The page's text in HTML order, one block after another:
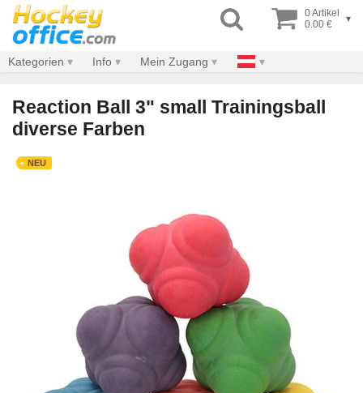
0 Artikel
0.00 €
▾
Kategorien Info Mein Zugang
Reaction Ball 3" small Trainingsball
diverse Farben
NEU